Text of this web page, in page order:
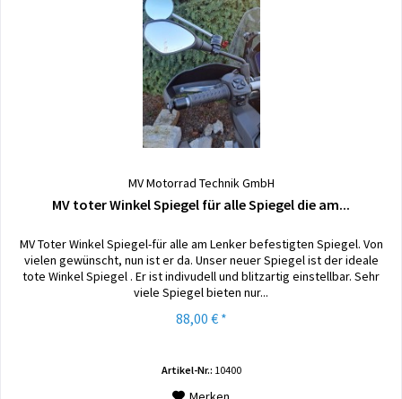
MV Motorrad Technik GmbH
MV toter Winkel Spiegel für alle Spiegel die am...
MV Toter Winkel Spiegel-für alle am Lenker befestigten Spiegel. Von
vielen gewünscht, nun ist er da. Unser neuer Spiegel ist der ideale
tote Winkel Spiegel . Er ist indivudell und blitzartig einstellbar. Sehr
viele Spiegel bieten nur...
88,00 € *
Artikel-Nr.: 10400